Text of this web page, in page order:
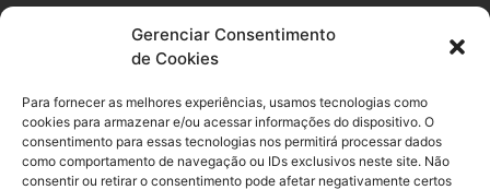
Gerenciar Consentimento
de Cookies
Para fornecer as melhores experiências, usamos tecnologias como
cookies para armazenar e/ou acessar informações do dispositivo. O
consentimento para essas tecnologias nos permitirá processar dados
como comportamento de navegação ou IDs exclusivos neste site. Não
consentir ou retirar o consentimento pode afetar negativamente certos
Podcast
Legal